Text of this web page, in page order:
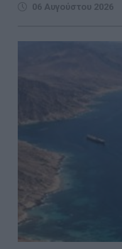
06 Αυγούστου 2026